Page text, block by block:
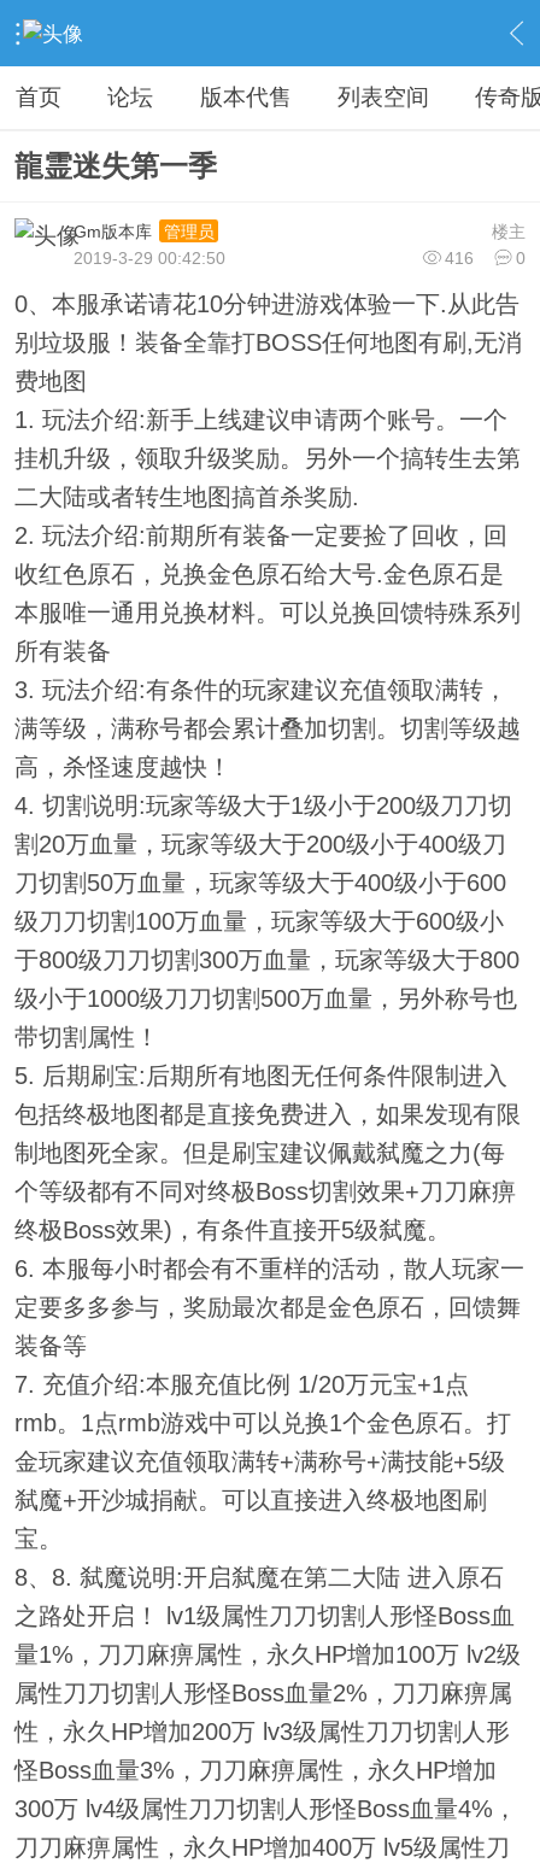
› 教程广告专区 › 广告专区 › 内容
首页 论坛 版本代售 列表空间 传奇
龍霊迷失第一季
楼主
Gm版本库
管理员
416
0
2019-3-29 00:42:50
0、本服承诺请花10分钟进游戏体验一下.从此告
别垃圾服！装备全靠打BOSS任何地图有刷,无消
费地图
1. 玩法介绍:新手上线建议申请两个账号。一个
挂机升级，领取升级奖励。另外一个搞转生去第
二大陆或者转生地图搞首杀奖励.
2. 玩法介绍:前期所有装备一定要捡了回收，回
收红色原石，兑换金色原石给大号.金色原石是
本服唯一通用兑换材料。可以兑换回馈特殊系列
所有装备
3. 玩法介绍:有条件的玩家建议充值领取满转，
满等级，满称号都会累计叠加切割。切割等级越
高，杀怪速度越快！
4. 切割说明:玩家等级大于1级小于200级刀刀切
割20万血量，玩家等级大于200级小于400级刀
刀切割50万血量，玩家等级大于400级小于600
级刀刀切割100万血量，玩家等级大于600级小
于800级刀刀切割300万血量，玩家等级大于800
级小于1000级刀刀切割500万血量，另外称号也
带切割属性！
5. 后期刷宝:后期所有地图无任何条件限制进入
包括终极地图都是直接免费进入，如果发现有限
制地图死全家。但是刷宝建议佩戴弑魔之力(每
个等级都有不同对终极Boss切割效果+刀刀麻痹
终极Boss效果)，有条件直接开5级弑魔。
6. 本服每小时都会有不重样的活动，散人玩家一
定要多多参与，奖励最次都是金色原石，回馈舞
装备等
7. 充值介绍:本服充值比例 1/20万元宝+1点
rmb。1点rmb游戏中可以兑换1个金色原石。打
金玩家建议充值领取满转+满称号+满技能+5级
弑魔+开沙城捐献。可以直接进入终极地图刷
宝。
8、8. 弑魔说明:开启弑魔在第二大陆 进入原石
之路处开启！ lv1级属性刀刀切割人形怪Boss血
量1%，刀刀麻痹属性，永久HP增加100万 lv2级
属性刀刀切割人形怪Boss血量2%，刀刀麻痹属
性，永久HP增加200万 lv3级属性刀刀切割人形
怪Boss血量3%，刀刀麻痹属性，永久HP增加
300万 lv4级属性刀刀切割人形怪Boss血量4%，
刀刀麻痹属性，永久HP增加400万 lv5级属性刀